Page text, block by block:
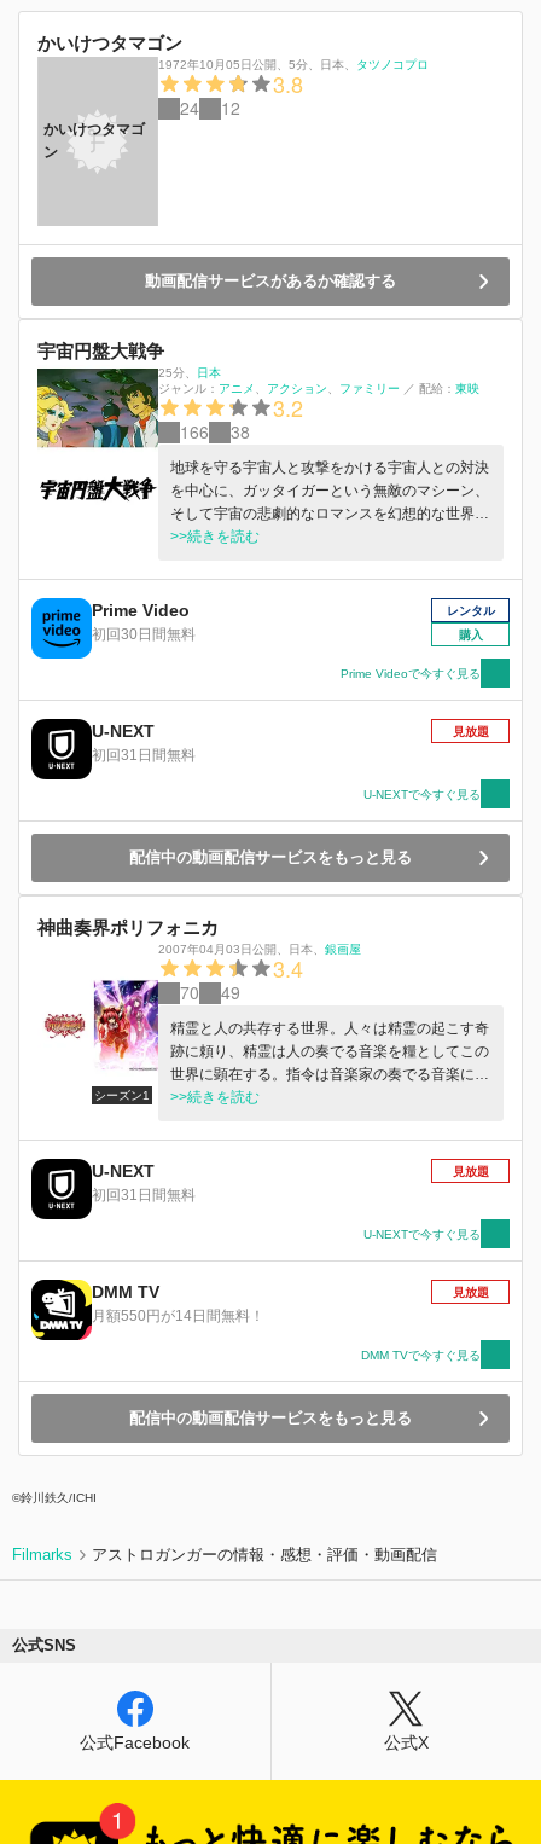
かいけつタマゴン
かいけつタマゴ
ン
1972年10月05日公開 5分 日本 タツノコプロ
3.8
24 12
動画配信サービスがあるか確認する
宇宙円盤大戦争
25分
日本
ジャンル： アニメ アクション ファミリー ／ 配給： 東映
3.2
166 38
地球を守る宇宙人と攻撃をかける宇宙人との対決
を中心に、ガッタイガーという無敵のマシーン、
そして宇宙の悲劇的なロマンスを幻想的な世界に
描く。(C)ダイナミック企画・東映アニメーショ
>>続きを読む
Prime Video
初回30日間無料
レンタル
購入
Prime Videoで今すぐ見る
U-NEXT
初回31日間無料
見放題
U-NEXTで今すぐ見る
配信中の動画配信サービスをもっと見る
神曲奏界ポリフォニカ
シーズン1
2007年04月03日公開 日本 銀画屋
3.4
70 49
精霊と人の共存する世界。人々は精霊の起こす奇
跡に頼り、精霊は人の奏でる音楽を糧としてこの
世界に顕在する。指令は音楽家の奏でる音楽に操
られ、その力を発揮する。特殊な音楽を奏でる彼
を集めていた。普段は姿を現さない精霊たちであ
るが、一部の力ある精霊は人や動物などの姿へと
実体化し、人類の「良き隣人」として社会生活を
陸-ポリフォニカで精霊コーティカルテと新米神
曲楽士フォロンの恋と成長が描かれる物語であ
>>続きを読む
U-NEXT
初回31日間無料
見放題
U-NEXTで今すぐ見る
DMM TV
月額550円が14日間無料！
見放題
DMM TVで今すぐ見る
配信中の動画配信サービスをもっと見る
©鈴川鉄久/ICHI
Filmarks アストロガンガーの情報・感想・評価・動画配信
公式SNS
公式Facebook 公式X